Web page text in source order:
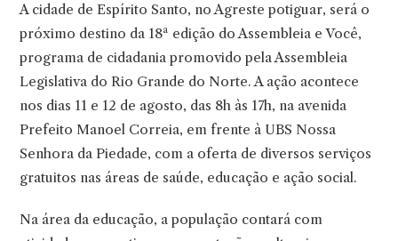
A cidade de Espírito Santo, no Agreste potiguar, será o
próximo destino da 18ª edição do Assembleia e Você,
programa de cidadania promovido pela Assembleia
Legislativa do Rio Grande do Norte. A ação acontece
nos dias 11 e 12 de agosto, das 8h às 17h, na avenida
Prefeito Manoel Correia, em frente à UBS Nossa
Senhora da Piedade, com a oferta de diversos serviços
gratuitos nas áreas de saúde, educação e ação social.
Na área da educação, a população contará com